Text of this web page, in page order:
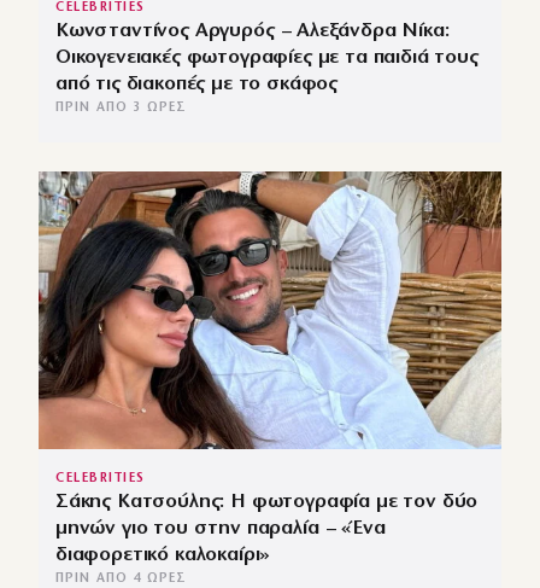
CELEBRITIES
Κωνσταντίνος Αργυρός – Αλεξάνδρα Νίκα:
Οικογενειακές φωτογραφίες με τα παιδιά τους
από τις διακοπές με το σκάφος
ΠΡΙΝ ΑΠΌ 3 ΏΡΕΣ
CELEBRITIES
Σάκης Κατσούλης: Η φωτογραφία με τον δύο
μηνών γιο του στην παραλία – «Ένα
διαφορετικό καλοκαίρι»
ΠΡΙΝ ΑΠΌ 4 ΏΡΕΣ